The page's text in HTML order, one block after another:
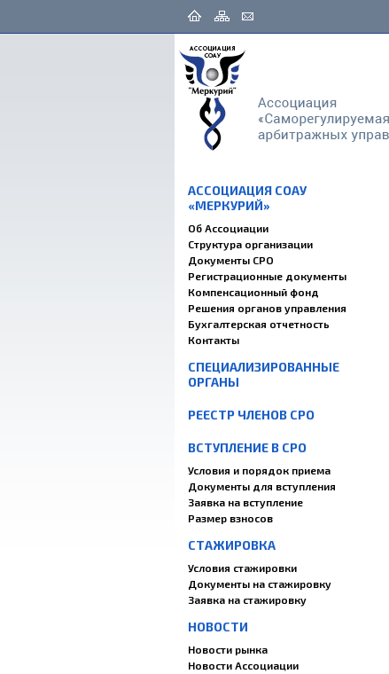
АССОЦИАЦИЯ СОАУ
«МЕРКУРИЙ»
Об Ассоциации
Структура организации
Документы СРО
Регистрационные документы
Компенсационный фонд
Решения органов управления
Бухгалтерская отчетность
Контакты
СПЕЦИАЛИЗИРОВАННЫЕ
ОРГАНЫ
РЕЕСТР ЧЛЕНОВ СРО
ВСТУПЛЕНИЕ В СРО
Условия и порядок приема
Документы для вступления
Заявка на вступление
Размер взносов
СТАЖИРОВКА
Условия стажировки
Документы на стажировку
Заявка на стажировку
НОВОСТИ
Новости рынка
Новости Ассоциации